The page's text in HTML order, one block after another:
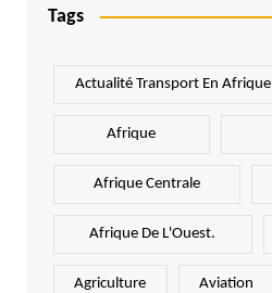
Tags
Actualité Transport En Afrique
Afrique
Afrique Centrale
Afrique De L'Ouest.
Agriculture Aviation